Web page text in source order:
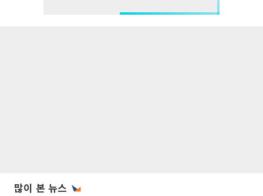
많이 본 뉴스